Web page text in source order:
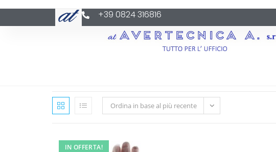
+39 0824 316816
Ordina in base al più recente
IN OFFERTA!